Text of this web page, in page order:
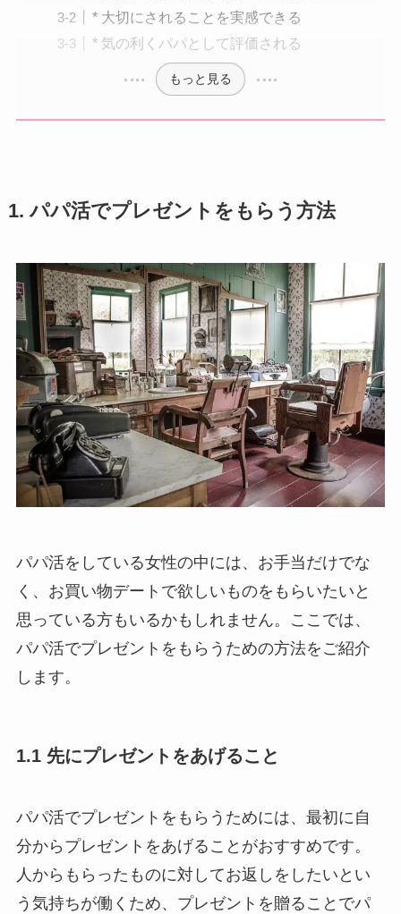
* 大切にされることを実感できる
* 気の利くパパとして評価される
もっと見る
1. パパ活でプレゼントをもらう方法
パパ活をしている女性の中には、お手当だけでな
く、お買い物デートで欲しいものをもらいたいと
思っている方もいるかもしれません。ここでは、
パパ活でプレゼントをもらうための方法をご紹介
します。
1.1 先にプレゼントをあげること
パパ活でプレゼントをもらうためには、最初に自
分からプレゼントをあげることがおすすめです。
人からもらったものに対してお返しをしたいとい
う気持ちが働くため、プレゼントを贈ることでパ